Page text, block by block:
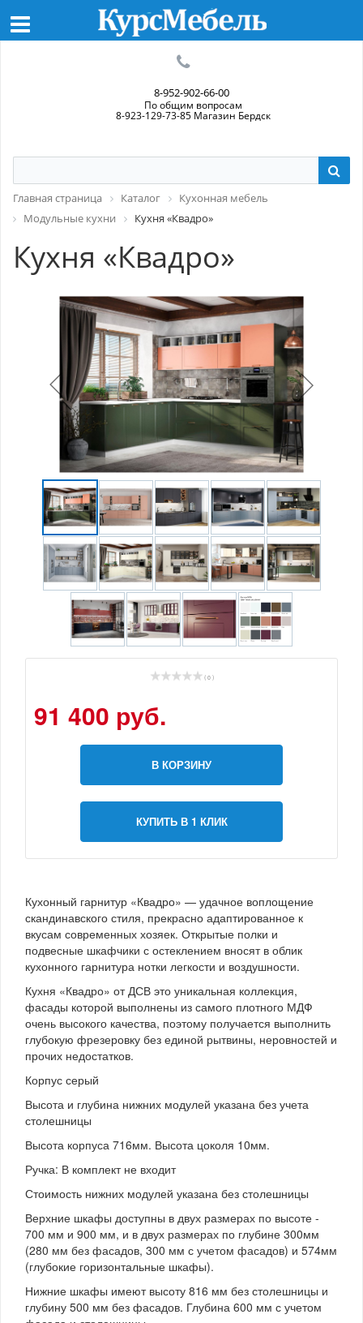
8-952-902-66-00
По общим вопросам
8-923-129-73-85 Магазин Бердск
Главная страница Каталог
Кухонная мебель
Модульные кухни
Кухня «Квадро»
Кухня «Квадро»
( 0 )
91 400 руб.
В КОРЗИНУ
КУПИТЬ В 1 КЛИК
Кухонный гарнитур «Квадро» — удачное воплощение
скандинавского стиля, прекрасно адаптированное к
вкусам современных хозяек. Открытые полки и
подвесные шкафчики с остеклением вносят в облик
кухонного гарнитура нотки легкости и воздушности.
Кухня «Квадро» от ДСВ это уникальная коллекция,
фасады которой выполнены из самого плотного МДФ
очень высокого качества, поэтому получается выполнить
глубокую фрезеровку без единой рытвины, неровностей и
прочих недостатков.
Корпус серый
Высота и глубина нижних модулей указана без учета
столешницы
Высота корпуса 716мм. Высота цоколя 10мм.
Ручка: В комплект не входит
Стоимость нижних модулей указана без столешницы
Верхние шкафы доступны в двух размерах по высоте -
700 мм и 900 мм, и в двух размерах по глубине 300мм
(280 мм без фасадов, 300 мм с учетом фасадов) и 574мм
(глубокие горизонтальные шкафы).
Нижние шкафы имеют высоту 816 мм без столешницы и
глубину 500 мм без фасадов. Глубина 600 мм с учетом